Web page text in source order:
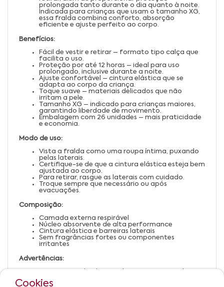
prolongada tanto durante o dia quanto à noite.
Indicada para crianças que usam o tamanho XG,
essa fralda combina conforto, absorção
eficiente e ajuste perfeito ao corpo.
Benefícios:
Fácil de vestir e retirar – formato tipo calça que
facilita o uso.
Proteção por até 12 horas – ideal para uso
prolongado, inclusive durante a noite.
Ajuste confortável – cintura elástica que se
adapta ao corpo da criança.
Toque suave – materiais delicados que não
irritam a pele.
Tamanho XG – indicado para crianças maiores,
garantindo liberdade de movimento.
Embalagem com 26 unidades – mais praticidade
e economia.
Modo de uso:
Vista a fralda como uma roupa íntima, puxando
pelas laterais.
Certifique-se de que a cintura elástica esteja bem
ajustada ao corpo.
Para retirar, rasgue as laterais com cuidado.
Troque sempre que necessário ou após
evacuações.
Composição:
Camada externa respirável
Núcleo absorvente de alta performance
Cintura elástica e barreiras laterais
Sem fragrâncias fortes ou componentes
irritantes
Advertências:
Trocar a fralda regularmente para evitar
assaduras.
Cookies